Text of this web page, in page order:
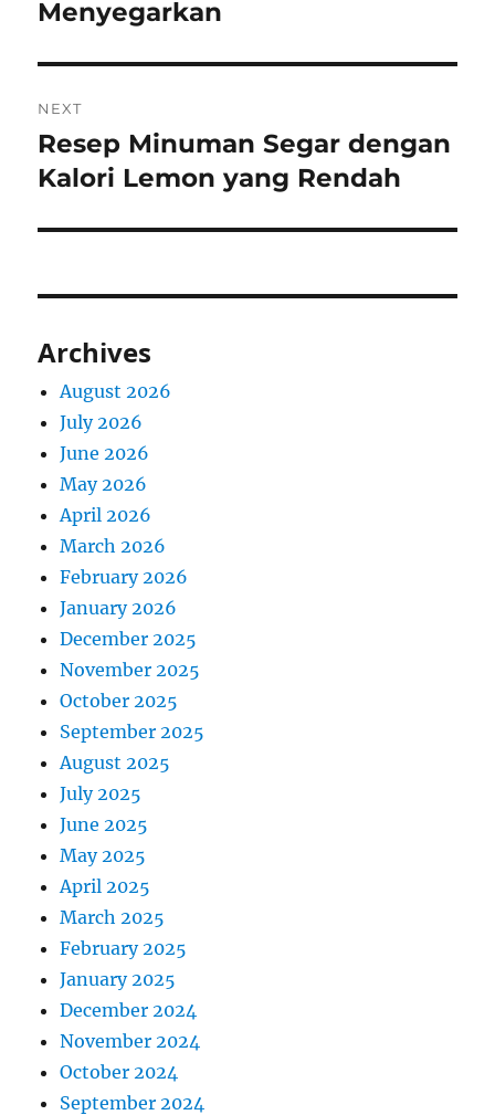
Menyegarkan
NEXT
Next
post:
Resep Minuman Segar dengan
Kalori Lemon yang Rendah
Archives
August 2026
July 2026
June 2026
May 2026
April 2026
March 2026
February 2026
January 2026
December 2025
November 2025
October 2025
September 2025
August 2025
July 2025
June 2025
May 2025
April 2025
March 2025
February 2025
January 2025
December 2024
November 2024
October 2024
September 2024